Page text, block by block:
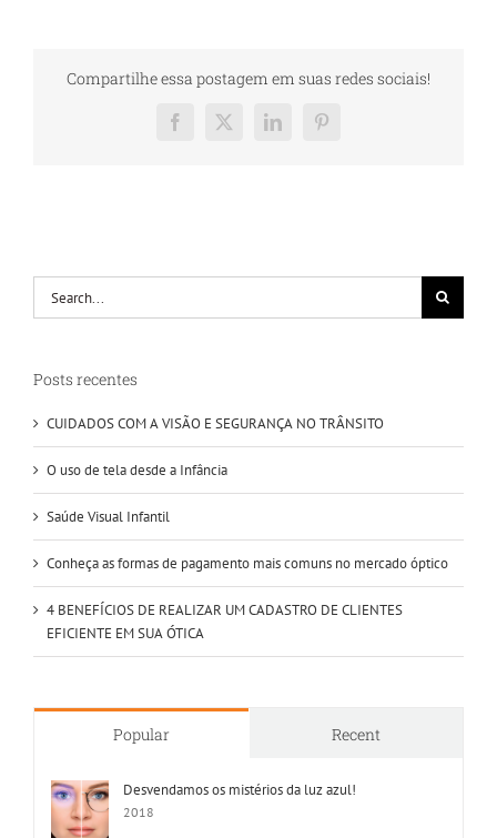
Compartilhe essa postagem em suas redes sociais!
Facebook
X LinkedInPinterest
Posts recentes
CUIDADOS COM A VISÃO E SEGURANÇA NO TRÂNSITO
O uso de tela desde a Infância
Saúde Visual Infantil
Conheça as formas de pagamento mais comuns no mercado óptico
4 BENEFÍCIOS DE REALIZAR UM CADASTRO DE CLIENTES
EFICIENTE EM SUA ÓTICA
Popular Recent
Desvendamos os mistérios da luz azul!
2018